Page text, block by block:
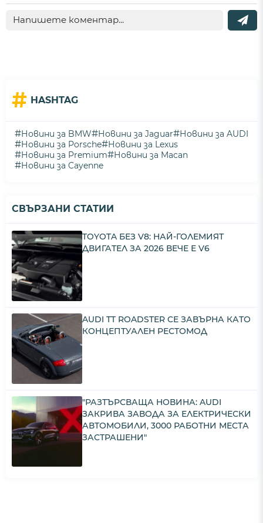
# HASHTAG
#Новини за BMW#Новини за Jaguar#Новини за AUDI
#Новини за Porsche#Новини за Lexus
#Новини за Premium#Новини за Macan
#Новини за Cayenne
СВЪРЗАНИ СТАТИИ
TOYOTA БЕЗ V8: НАЙ-ГОЛЕМИЯТ
ДВИГАТЕЛ ЗА 2026 ВЕЧЕ Е V6
AUDI TT ROADSTER СЕ ЗАВЪРНА КАТО
КОНЦЕПТУАЛЕН РЕСТОМОД
"РАЗТЪРСВАЩА НОВИНА: AUDI
ЗАКРИВА ЗАВОДА ЗА ЕЛЕКТРИЧЕСКИ
АВТОМОБИЛИ, 3000 РАБОТНИ МЕСТА
ЗАСТРАШЕНИ"